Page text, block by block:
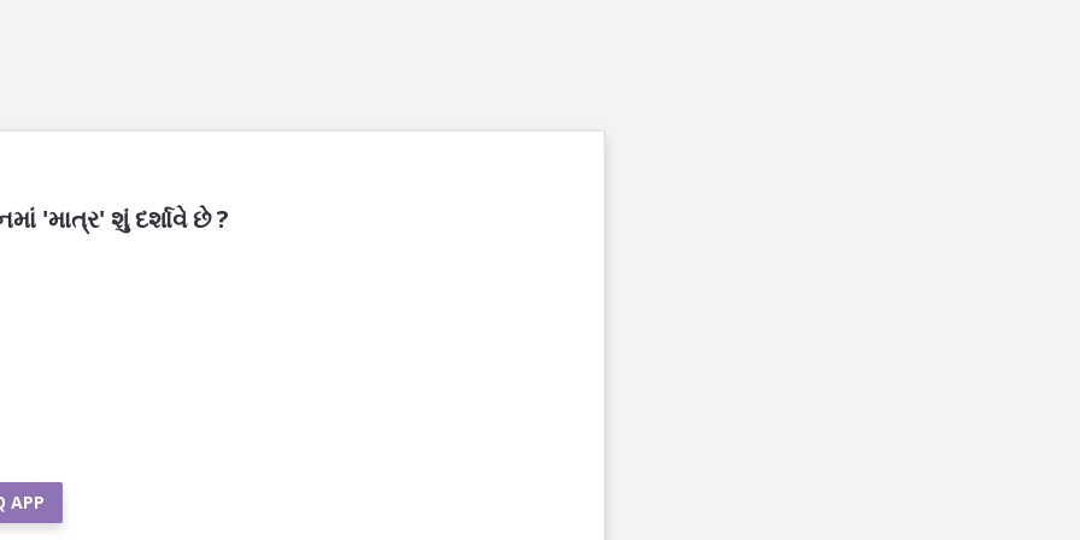
'માત્ર' શું દર્શાવે છે ?
APP